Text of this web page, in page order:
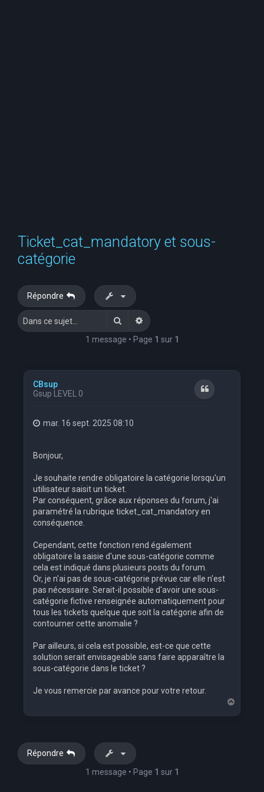
Ticket_cat_mandatory et sous-
catégorie
Répondre
RechercherRecherche avancée
1 message • Page 1 sur 1
CBsup
Gsup LEVEL 0
Citation
mar. 16 sept. 2025 08:10
Bonjour,
Je souhaite rendre obligatoire la catégorie lorsqu'un
utilisateur saisit un ticket.
Par conséquent, grâce aux réponses du forum, j'ai
paramétré la rubrique ticket_cat_mandatory en
conséquence.
Cependant, cette fonction rend également
obligatoire la saisie d'une sous-catégorie comme
cela est indiqué dans plusieurs posts du forum.
Or, je n'ai pas de sous-catégorie prévue car elle n'est
pas nécessaire. Serait-il possible d'avoir une sous-
catégorie fictive renseignée automatiquement pour
tous les tickets quelque que soit la catégorie afin de
contourner cette anomalie ?
Par ailleurs, si cela est possible, est-ce que cette
solution serait envisageable sans faire apparaître la
sous-catégorie dans le ticket ?
Je vous remercie par avance pour votre retour.
a
Répondre
1 message • Page 1 sur 1